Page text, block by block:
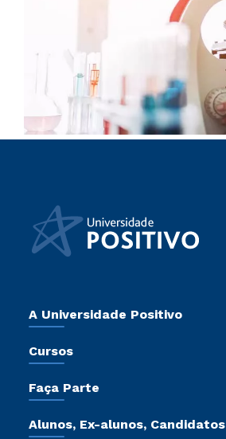
A Universidade Positivo
Sala de Imprensa
Trabalhe Conosco
Sou Colaborador
Cursos
Pós-Graduação
Faça Parte
Vestibular Redação
Alunos, Ex-alunos, Candidatos